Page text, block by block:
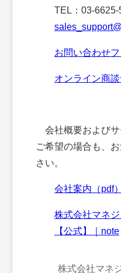
TEL：03-6625-
お問い合わせ
オンライン商
会社概要およびサ
ご希望の場合も、
さい。
会社案内（pdf）
株式会社マネ
【公式】｜note
株式会社マネ